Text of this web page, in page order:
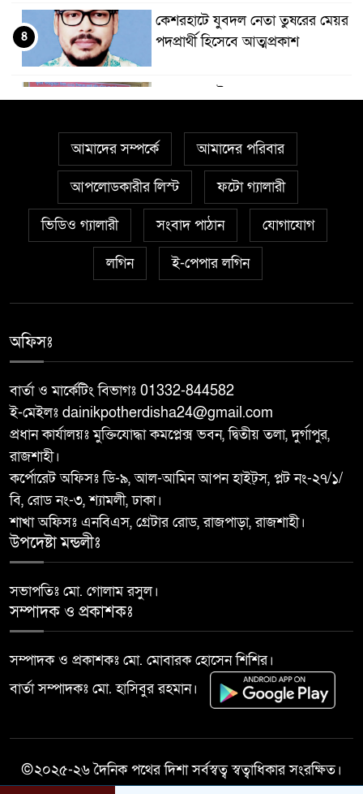
কেশরহাটে যুবদল নেতা তুষরের মেয়র
পদপ্রার্থী হিসেবে আত্মপ্রকাশ
৪
মান্দায় জুলাই গণঅভ্যুত্থান
পরিবারের সদস্য ও জুলাই যোদ্ধাদের
সংবর্ধনা, আলোচনা সভা
মান্দায় অগ্নিকাণ্ডে ক্ষতিগ্রস্ত পরিবারের
পাশে এমপি ডাঃ ইকরামুল বারী টিপু
তানোরে কমিউনিটি পুলিশিং সভা
বোতল এসকাফ সিরাপসহ আটক ১
৮
বিডি ক্লিনের উদ্যোগে শাহ্ নেয়ামতুল্লাহ
কলেজে পরিচ্ছন্নতা অভিযান
৯
শিবগঞ্জ সীমান্তে ৫৯ বিজিবি’র
অভিযানে মাদকদ্রব্য জব্দ
১০
আমাদের সম্পর্কে আমাদের পরিবার
আপলোডকারীর লিস্ট ফটো গ্যালারী
ভিডিও গ্যালারী সংবাদ পাঠান যোগাযোগ
লগিন ই-পেপার লগিন
অফিসঃ
বার্তা ও মার্কেটিং বিভাগঃ 01332-844582
ই-মেইলঃ dainikpotherdisha24@gmail.com
প্রধান কার্যালয়ঃ মুক্তিযোদ্ধা কমপ্লেক্স ভবন, দ্বিতীয় তলা, দুর্গাপুর,
রাজশাহী।
কর্পোরেট অফিসঃ ডি-৯, আল-আমিন আপন হাইট্স, প্লট নং-২৭/১/
বি, রোড নং-৩, শ্যামলী, ঢাকা।
শাখা অফিসঃ এনবিএস, গ্রেটার রোড, রাজপাড়া, রাজশাহী।
উপদেষ্টা মন্ডলীঃ
সভাপতিঃ মো. গোলাম রসুল।
সম্পাদক ও প্রকাশকঃ
সম্পাদক ও প্রকাশকঃ মো. মোবারক হোসেন শিশির।
বার্তা সম্পাদকঃ মো. হাসিবুর রহমান।
©২০২৫-২৬ দৈনিক পথের দিশা সর্বস্বত্ব স্বত্বাধিকার সংরক্ষিত।